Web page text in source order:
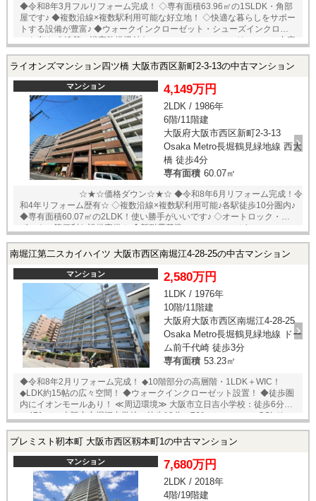
い。
◆令和8年3月フルリフォーム完成！ ◇専有面積63.96㎡の1SLDK・角部
屋です♪ ◆複数沿線×複数駅利用可能な好立地！ ◇快適な暮らしをサポー
トする設備が豊富♪ ◆ウォークインクローゼット・シューズインクローゼ
ット有！ ◇追焚・浴室乾燥機付き♪ ■リフォーム内容
置 ・建具/玄関収納等 新設 ・システムキッチン 交換 ・食洗機 新設
付きトイレ 交換 □立地のポイント□ ◆千日前・長堀鶴
見緑地【西長堀】駅まで徒歩2分！ ◆千日前・阪神なんば線【桜川】駅ま
で徒歩7分！ ◆四つ橋線【四ツ橋】駅まで徒歩10分！ ◆【KOHYO堀江
店】まで徒歩4分！ ◆【ファミリーマート南堀江3丁目店】まで徒歩3
いただくか、もしくは24時間対応可能「内覧予約・お問い合わせ」フォ
ームよりお問い合わせ下さい！業務に精通したスタッフが丁寧に対応致
します。ご来店が困難な場合は、ご希望場所でのお待ち合わせも可能で
す。 ※当社ではネットで他社様が広告している物件も同時に紹介・案内
ライオンズマンション四ツ橋 大阪市西区新町2-3-13の中古マンション
マンション 4,149万円
2LDK / 1986年
6階/11階建
大阪府大阪市西区新町2-3-13
Osaka Metro長堀鶴見緑地線 西大
橋 徒歩4分
専有面積 60.07㎡
☆★☆価格ダウン☆★☆ ◆令和8年6月リフォーム完成！令
和4年リフォーム歴有☆ ◇複数沿線×複数駅利用可能♪各駅徒歩10分圏内♪
◆専有面積60.07㎡の2LDK！使い勝手がいいです♪ ◇オートロック・宅配
ボックス等便利な設備完備！ ◆新耐震基準のマンションです♪
部 交換 ・クロス 貼替 ・ダウンライト 設置 ・ハウスクリーリング
ス 交換 ・温水洗浄機能付トイレ 交換 ・洗面台 交換
□立地のポイント□ ◆長堀鶴見緑地線【西大橋】駅まで徒
歩4分！ ◆四つ橋線【四ツ橋】駅まで徒歩8分！ ◆御堂筋・千日前・中央
線【本町】駅まで徒歩10分！ ◆【ライフ西大橋店】まで徒歩2分！ ★即
日内覧可能物件！お好きな日時でご内覧可能！★ 当店までお電話いただ
くか、もしくは24時間対応可能「内覧予約・お問い合わせ」フォームよ
りお問い合わせ下さい！業務に精通したスタッフが丁寧に対応致しま
す。ご来店が困難な場合は、ご希望場所でのお待ち合わせも可能です。
※当社ではネットで他社様が広告している物件も同時に紹介・案内可能
さい。
南堀江第二スカイハイツ 大阪市西区南堀江4-28-25の中古マンション
マンション 2,580万円
1LDK / 1976年
10階/11階建
大阪府大阪市西区南堀江4-28-25
Osaka Metro長堀鶴見緑地線 ドー
ム前千代崎 徒歩3分
専有面積 53.23㎡
◆令和8年2月リフォーム完成！ ◆10階部分の高層階・1LDK＋WIC！
◆LDK約15帖の広々空間！ ◆ウォークインクローゼット設置！ ◆徒歩圏
内にイオンモールあり！ ≪周辺環境≫ 大阪市立日吉小学校：徒歩6分
（471ｍ） 大阪市立堀江中学校：徒歩10分（761ｍ） ローソンOSLドー
分（534ｍ） 【ご内覧やご相談】ご希望物件へのご案内・詳細な説明
てもご希望の場所でお待ち合わせや、ご自宅への送迎も可能です♪ 【ご
内覧やご相談】ご希望物件へのご案内・詳細な説明を、業務に精通した
スタッフが丁寧に対応致します。お店に来られなくてもご希望の場所で
お待ち合わせや、ご自宅への送迎も可能です♪
プレミスト靭本町 大阪市西区靱本町1の中古マンション
マンション 7,680万円
2LDK / 2018年
4階/19階建